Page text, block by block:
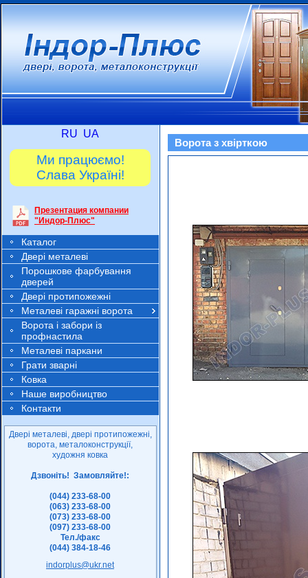
RU UA
Ми працюємо!
Слава Україні!
Презентация компании
"Индор-Плюс"
Каталог
Двері металеві
Порошкове фарбування
дверей
Двері протипожежні
Металеві гаражні ворота
Ворота і забори із
профнастила
Металеві паркани
Грати зварні
Ковка
Наше виробництво
Контакти
Двері металеві, двері протипожежні,
ворота, металоконструкції,
художня ковка
Дзвоніть! Замовляйте!:
(044) 233-68-00
(063) 233-68-00
(073) 233-68-00
(097) 233-68-00
Тел./факс
(044) 384-18-46
indorplus@ukr.net
Ворота з хвірткою